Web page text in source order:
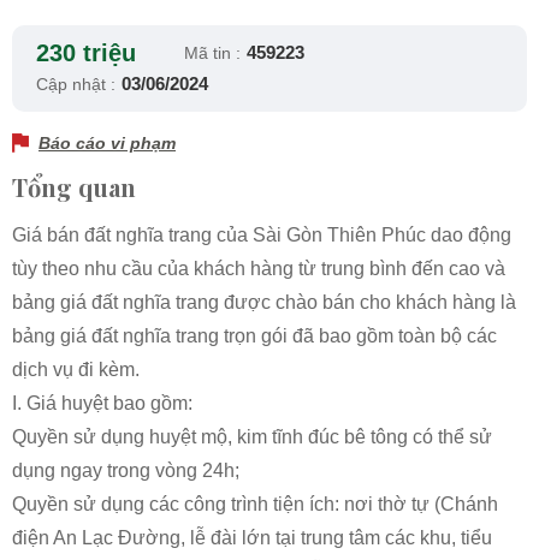
230 triệu Mã tin : 459223
Cập nhật : 03/06/2024
Báo cáo vi phạm
Tổng quan
Giá bán đất nghĩa trang của Sài Gòn Thiên Phúc dao động
tùy theo nhu cầu của khách hàng từ trung bình đến cao và
bảng giá đất nghĩa trang được chào bán cho khách hàng là
bảng giá đất nghĩa trang trọn gói đã bao gồm toàn bộ các
dịch vụ đi kèm.
I. Giá huyệt bao gồm:
Quyền sử dụng huyệt mộ, kim tĩnh đúc bê tông có thể sử
dụng ngay trong vòng 24h;
Quyền sử dụng các công trình tiện ích: nơi thờ tự (Chánh
điện An Lạc Đường, lễ đài lớn tại trung tâm các khu, tiểu